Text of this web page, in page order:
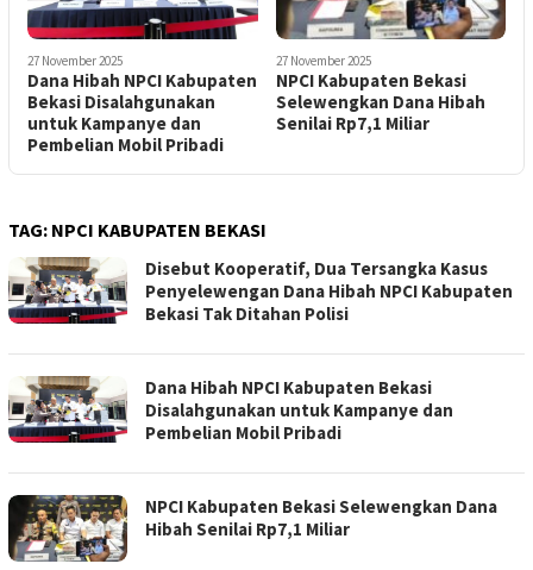
27 November 2025
Dana Hibah NPCI Kabupaten
Bekasi Disalahgunakan
untuk Kampanye dan
Pembelian Mobil Pribadi
27 November 2025
NPCI Kabupaten Bekasi
Selewengkan Dana Hibah
Senilai Rp7,1 Miliar
TAG: NPCI KABUPATEN BEKASI
Disebut Kooperatif, Dua Tersangka Kasus
Penyelewengan Dana Hibah NPCI Kabupaten
Bekasi Tak Ditahan Polisi
Dana Hibah NPCI Kabupaten Bekasi
Disalahgunakan untuk Kampanye dan
Pembelian Mobil Pribadi
NPCI Kabupaten Bekasi Selewengkan Dana
Hibah Senilai Rp7,1 Miliar